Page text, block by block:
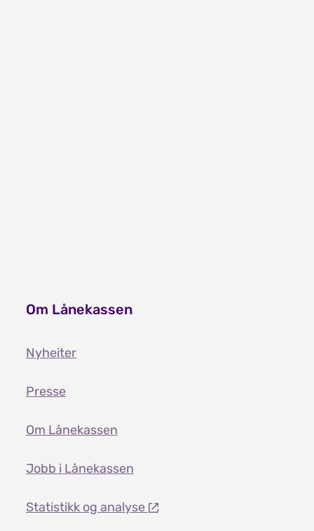
Om Lånekassen
Nyheiter
Presse
Om Lånekassen
Jobb i Lånekassen
Statistikk og analyse